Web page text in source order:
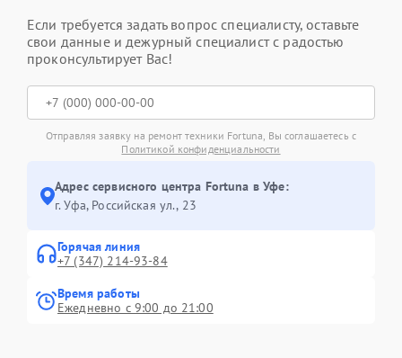
Если требуется задать вопрос специалисту, оставьте
свои данные и дежурный специалист с радостью
проконсультирует Вас!
Отправляя заявку на ремонт техники Fortuna, Вы соглашаетесь с
Политикой конфиденциальности
Адрес сервисного центра Fortuna в Уфе:
г. Уфа, Российская ул., 23
Горячая линия
+7 (347) 214-93-84
Время работы
Ежедневно с 9:00 до 21:00